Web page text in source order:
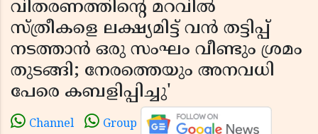
വിതരണത്തിന്റെ മറവില്‍
സ്ത്രീകളെ ലക്ഷ്യമിട്ട് വന്‍ തട്ടിപ്പ്
നടത്താന്‍ ഒരു സംഘം വീണ്ടും ശ്രമം
തുടങ്ങി; നേരത്തെയും അനവധി
പേരെ കബളിപ്പിച്ചു'
Channel Group